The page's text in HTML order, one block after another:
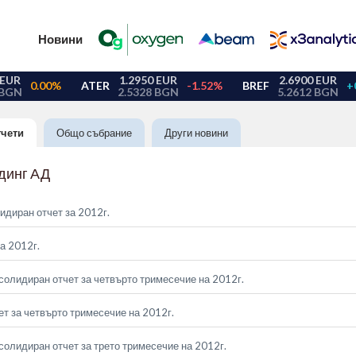
Новини
Общо събрание Други новини
АД
отчет за 2012г.
2012г.
отчет за четвърто тримесечие на 2012г.
за четвърто тримесечие на 2012г.
отчет за трето тримесечие на 2012г.